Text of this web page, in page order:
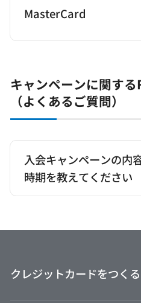
MasterCard
キャンペーンに関する
（よくあるご質問）
入会キャンペーンの内
時期を教えてください
クレジットカードをつくる